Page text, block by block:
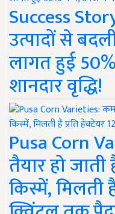
Success
उत्पादों से
लागत हुई
शानदार वृद्धि!
Pusa Corn
तैयार हो
किस्में, मिलती